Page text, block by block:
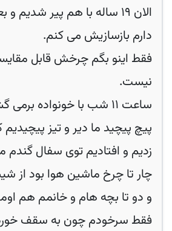
دارم بازسازیش می کنم‌.
فقط اینو بگم چرخش قابل
نیست.
ساعت ۱۱ شب با خونواده
پیچ پیچید ما دیر و تیز
زدیم و افتادیم توی سفال گندم
چار تا چرخ ماشین هوا بود از
و دو تا بچه هام و خانمم هم
فقط سرخودم چون به سقف